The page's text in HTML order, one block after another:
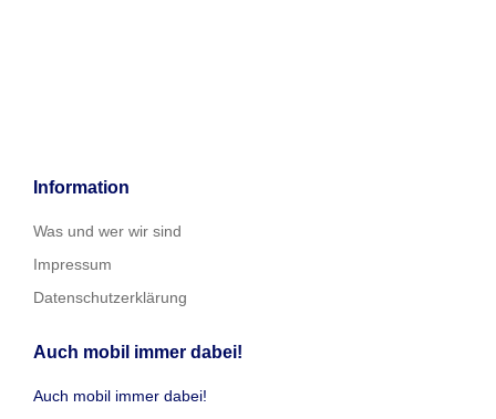
Information
Was und wer wir sind
Impressum
Datenschutzerklärung
Auch mobil immer dabei!
Auch mobil immer dabei!